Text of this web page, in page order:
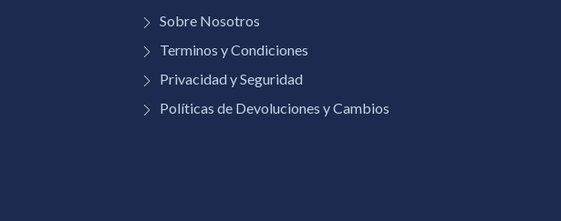
Sobre Nosotros
Terminos y Condiciones
Privacidad y Seguridad
Políticas de Devoluciones y Cambios